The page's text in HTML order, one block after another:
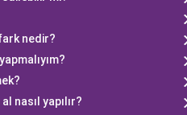
nedir?
nasıl yapılır?